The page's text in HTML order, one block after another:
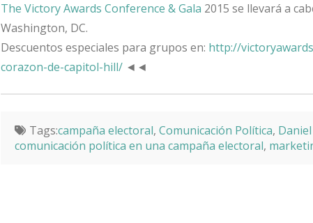
The Victory Awards Conference & Gala 2015 se llevará a
Washington, DC.
Descuentos especiales para grupos en: http://
corazon-de-capitol-hill/ ◄◄
Tags:campaña electoral, Comunicación Política,
comunicación política en una campaña electoral,